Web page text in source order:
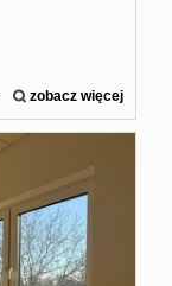
zobacz więcej